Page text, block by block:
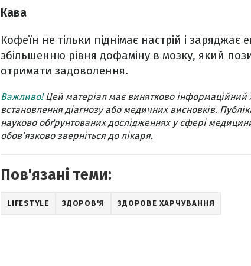
Кава
Кофеїн не тільки піднімає настрій і заряджає
збільшенню рівня дофаміну в мозку, який
отримати задоволення.
Важливо!Цей матеріал має винятково інформаційний
встановлення діагнозу або медичних висновків.
науково обґрунтованих дослідженнях у сфері
обов’язково зверніться до лікаря.
Пов'язані теми:
LIFESTYLE ЗДОРОВ'Я ЗДОРОВЕ ХАРЧУВАННЯ